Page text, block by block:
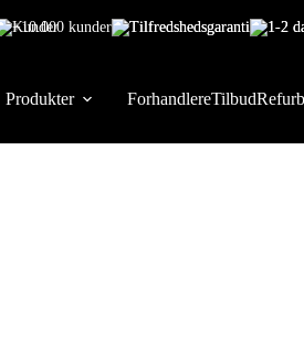
+10.000 kunder Tilfredshedsgaranti 1-2
Produkter ForhandlereTilbud